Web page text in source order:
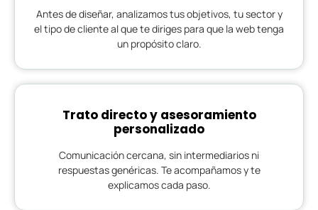
Antes de diseñar, analizamos tus objetivos, tu sector y
el tipo de cliente al que te diriges para que la web tenga
un propósito claro.
Trato directo y asesoramiento
personalizado
Comunicación cercana, sin intermediarios ni
respuestas genéricas. Te acompañamos y te
explicamos cada paso.